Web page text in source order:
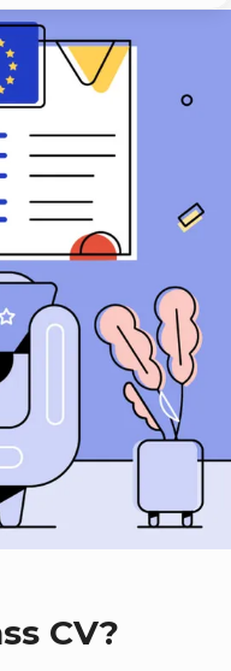
CV?